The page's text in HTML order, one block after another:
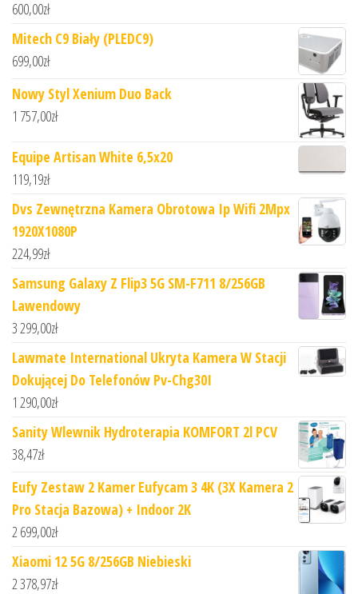
600,00zł
Mitech C9 Biały (PLEDC9)
699,00zł
Nowy Styl Xenium Duo Back
1 757,00zł
Equipe Artisan White 6,5x20
119,19zł
Dvs Zewnętrzna Kamera Obrotowa Ip Wifi 2Mpx
1920X1080P
224,99zł
Samsung Galaxy Z Flip3 5G SM-F711 8/256GB
Lawendowy
3 299,00zł
Lawmate International Ukryta Kamera W Stacji
Dokującej Do Telefonów Pv-Chg30I
1 290,00zł
Sanity Wlewnik Hydroterapia KOMFORT 2l PCV
38,47zł
Eufy Zestaw 2 Kamer Eufycam 3 4K (3X Kamera 2
Pro Stacja Bazowa) + Indoor 2K
2 699,00zł
Xiaomi 12 5G 8/256GB Niebieski
2 378,97zł